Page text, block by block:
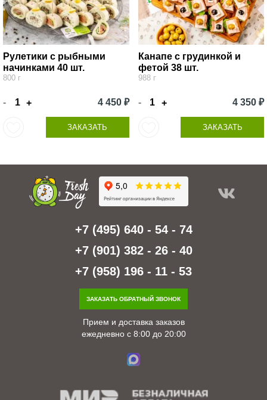
Рулетики с рыбными
начинками 40 шт.
800 г
- + 4 450 ₽
ЗАКАЗАТЬ
Канапе с грудинкой и
фетой 38 шт.
988 г
- + 4 350 ₽
ЗАКАЗАТЬ
+7 (495) 640 - 54 - 74
+7 (901) 382 - 26 - 40
+7 (958) 196 - 11 - 53
ЗАКАЗАТЬ ОБРАТНЫЙ ЗВОНОК
Прием и доставка заказов
ежедневно с 8:00 до 20:00